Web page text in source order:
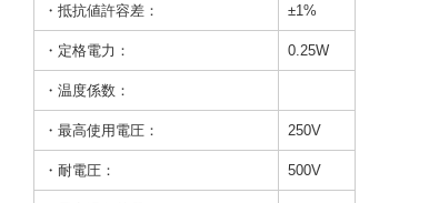
・抵抗値許容差： ±1%
・定格電力： 0.25W
・温度係数：
・最高使用電圧： 250V
・耐電圧： 500V